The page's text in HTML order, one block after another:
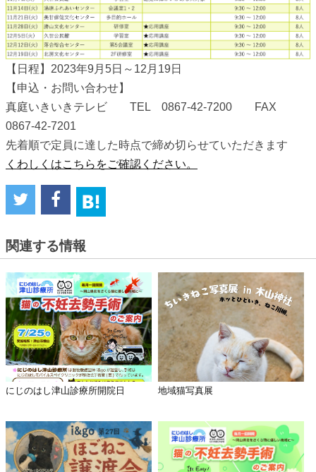
【日程】2023年9月5日～12月19日
【申込・お問い合わせ】
真庭いきいきテレビ TEL 0867-42-7200 FAX
0867-42-7201
先着順で定員に達した時点で締め切らせていただきます
くわしくはこちらをご確認ください。
関連する情報
にじのはし津山診療所開院日 地域猫写真展